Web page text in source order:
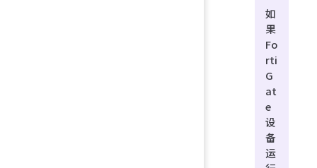
如
果
Fo
rti
G
at
e
设
备
运